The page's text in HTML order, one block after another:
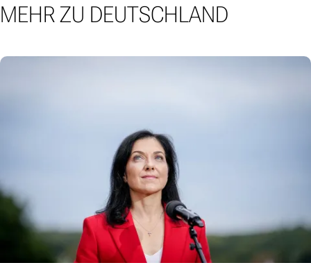
MEHR ZU DEUTSCHLAND